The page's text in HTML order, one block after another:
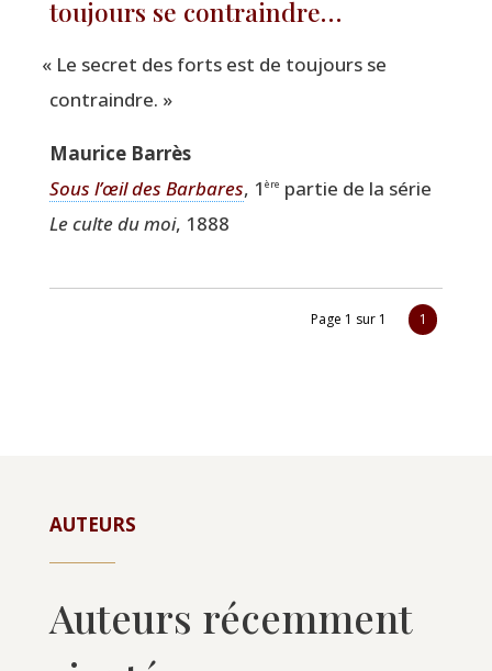
toujours se contraindre…
« Le secret des forts est de tou­jours se
contraindre. »
Mau­rice Barrès
Sous l’œil des Bar­bares, 1 ère par­tie de la série
Le culte du moi, 1888
Page 1 sur 1 1
AUTEURS
Auteurs récemment